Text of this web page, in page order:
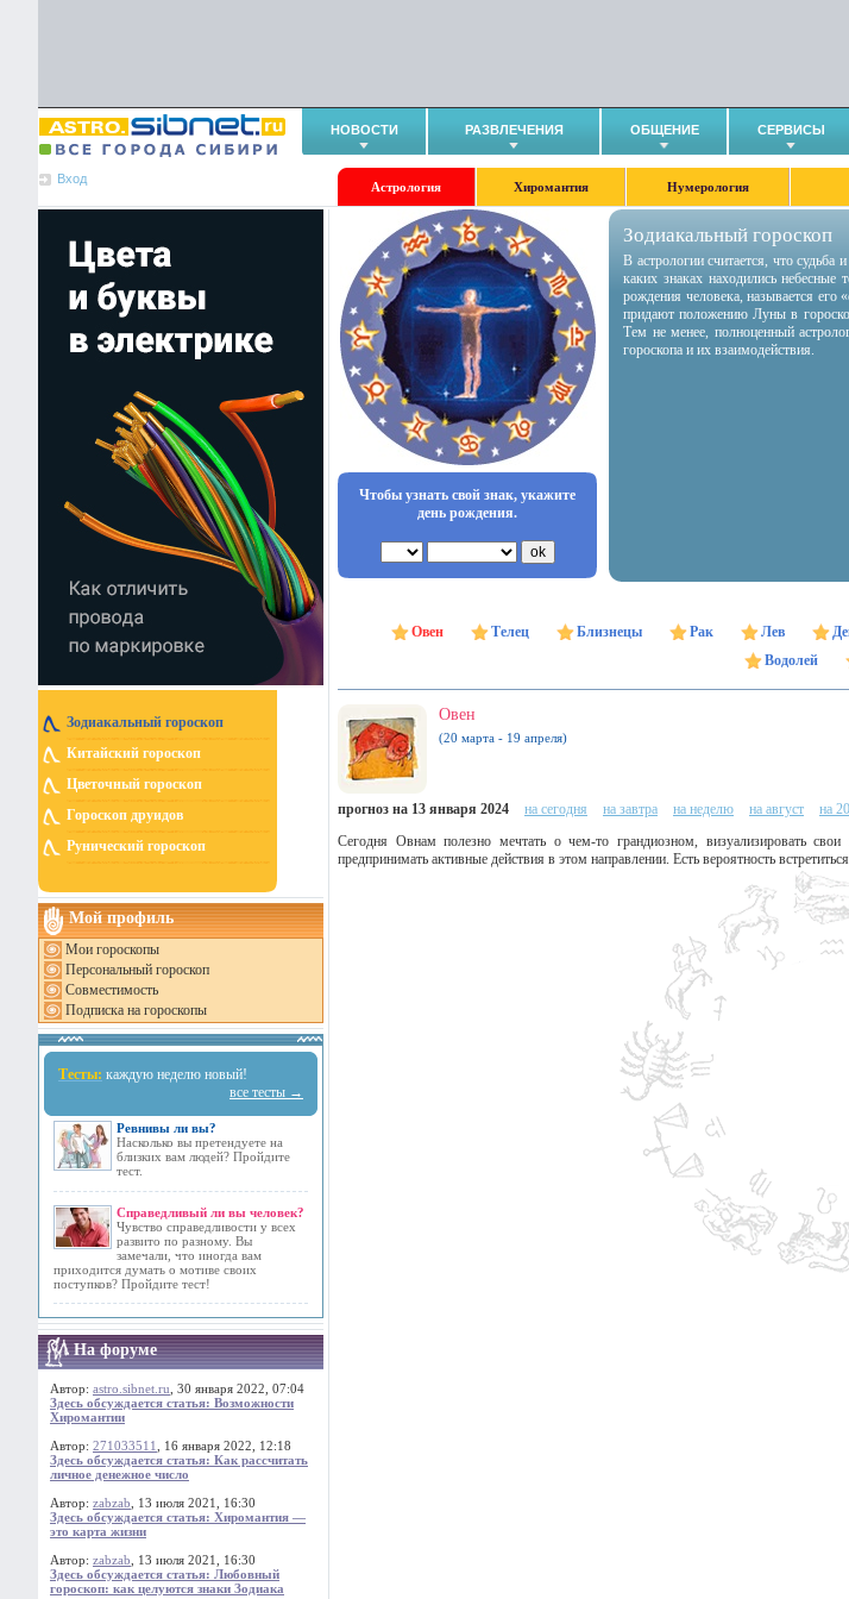
НОВОСТИ РАЗВЛЕЧЕНИЯ ОБЩЕНИЕ СЕРВИСЫ
Вход
Астрология Хиромантия Нумерология
Зодиакальный гороскоп
Китайский гороскоп
Цветочный гороскоп
Гороскоп друидов
Рунический гороскоп
Мой профиль
Мои гороскопы
Персональный гороскоп
Совместимость
Подписка на гороскопы
Тесты: каждую неделю новый!
все тесты →
Ревнивы ли вы?
Насколько вы претендуете на
близких вам людей? Пройдите
тест.
Справедливый ли вы человек?
Чувство справедливости у всех
развито по разному. Вы
замечали, что иногда вам
приходится думать о мотиве своих
поступков? Пройдите тест!
На форуме
Автор: astro.sibnet.ru , 30 января 2022, 07:04
Здесь обсуждается статья: Возможности
Хиромантии
Автор: 271033511
, 16 января 2022, 12:18
Здесь обсуждается статья: Как рассчитать
личное денежное число
Автор: zabzab , 13 июля 2021, 16:30
Здесь обсуждается статья: Хиромантия —
это карта жизни
Автор: zabzab , 13 июля 2021, 16:30
Здесь обсуждается статья: Любовный
гороскоп: как целуются знаки Зодиака
Чтобы узнать свой знак, укажите
день рождения.
Зодиакальный гороскоп
В астрологии считается, что
каких знаках находились
рождения человека, называется
придают положению Луны в
Тем не менее, полноценный
гороскопа и их взаимодействия.
Овен Телец Близнецы Рак Лев
Водолей
Овен
(20 марта - 19 апреля)
прогноз на 13 января 2024 на сегодня на завтра на неделю на август на
Сегодня Овнам полезно мечтать о чем-то грандиозном, визуализировать
предпринимать активные действия в этом направлении. Есть вероятность